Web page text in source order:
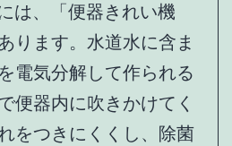
は、「便器きれい機
ります。水道水に含ま
電気分解して作られる
便器内に吹きかけてく
をつきにくくし、除菌